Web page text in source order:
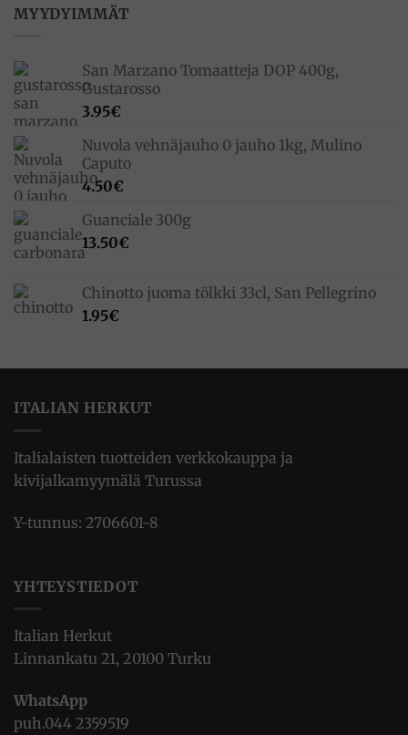
MYYDYIMMÄT
San Marzano Tomaatteja DOP 400g,
Gustarosso
3.95€
Nuvola vehnäjauho 0 jauho 1kg, Mulino
Caputo
4.50€
Guanciale 300g
13.50€
Chinotto juoma tölkki 33cl, San Pellegrino
1.95€
ITALIAN HERKUT
Italialaisten tuotteiden verkkokauppa ja
kivijalkamyymälä Turussa
Y-tunnus: 2706601-8
YHTEYSTIEDOT
Italian Herkut
Linnankatu 21, 20100 Turku
WhatsApp
puh.044 2359519